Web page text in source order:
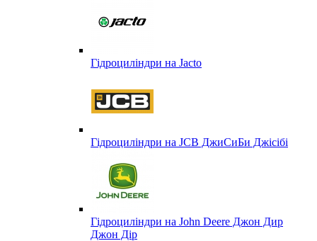
Гідроциліндри на Jacto
Гідроциліндри на JCB ДжиСиБи Джісібі
Гідроциліндри на John Deere Джон Дир
Джон Дір